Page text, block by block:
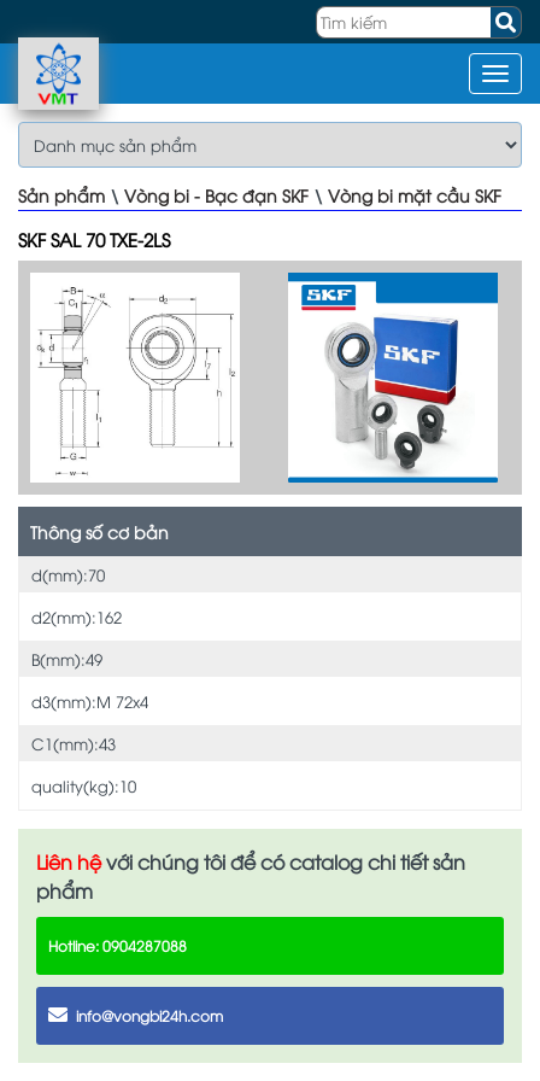
Sản phẩm \ Vòng bi - Bạc đạn SKF \ Vòng bi mặt cầu SKF
SKF SAL 70 TXE-2LS
Thông số cơ bản
d(mm):70
d2(mm):162
B(mm):49
d3(mm):M 72x4
C1(mm):43
quality(kg):10
Liên hệvới chúng tôi để có catalog chi tiết sản
phẩm
Hotline: 0904287088
info@vongbi24h.com